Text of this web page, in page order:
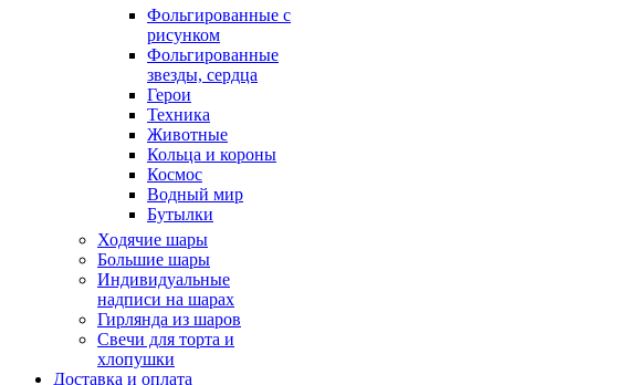
Фольгированные с
рисунком
Фольгированные
звезды, сердца
Герои
Техника
Животные
Кольца и короны
Космос
Водный мир
Бутылки
Ходячие шары
Большие шары
Индивидуальные
надписи на шарах
Гирлянда из шаров
Свечи для торта и
хлопушки
Доставка и оплата